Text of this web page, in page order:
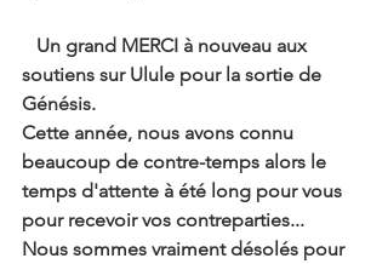
soutiens sur Ulule pour la sortie de
Génésis.
Cette année, nous avons connu
beaucoup de contre-temps alors le
temps d'attente à été long pour vous
pour recevoir vos contreparties...
Nous sommes vraiment désolés pour